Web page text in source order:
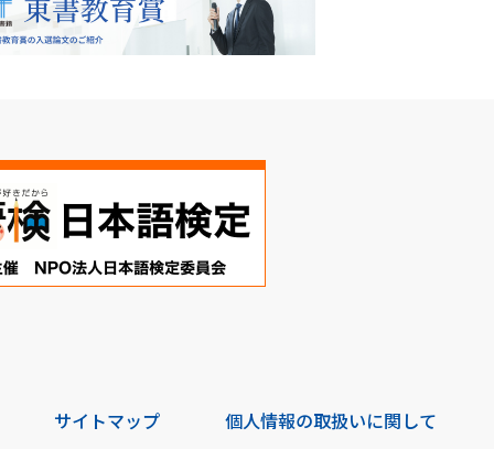
サイトマップ 個人情報の取扱いに関して